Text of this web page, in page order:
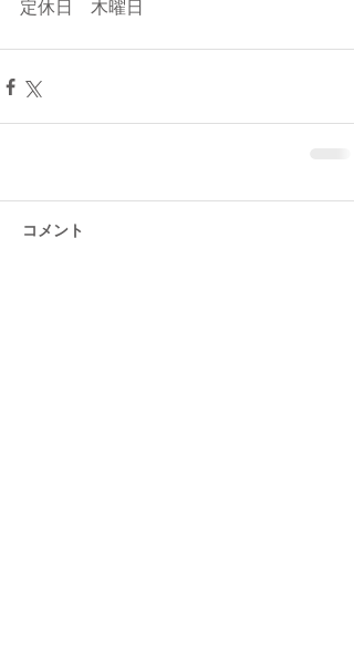
定休日　木曜日
コメント